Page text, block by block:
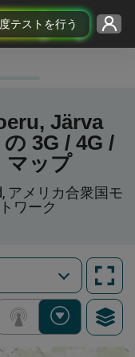
テストを行う
Järva
3G / 4G /
マップ
アメリカ合衆国モ
ワーク